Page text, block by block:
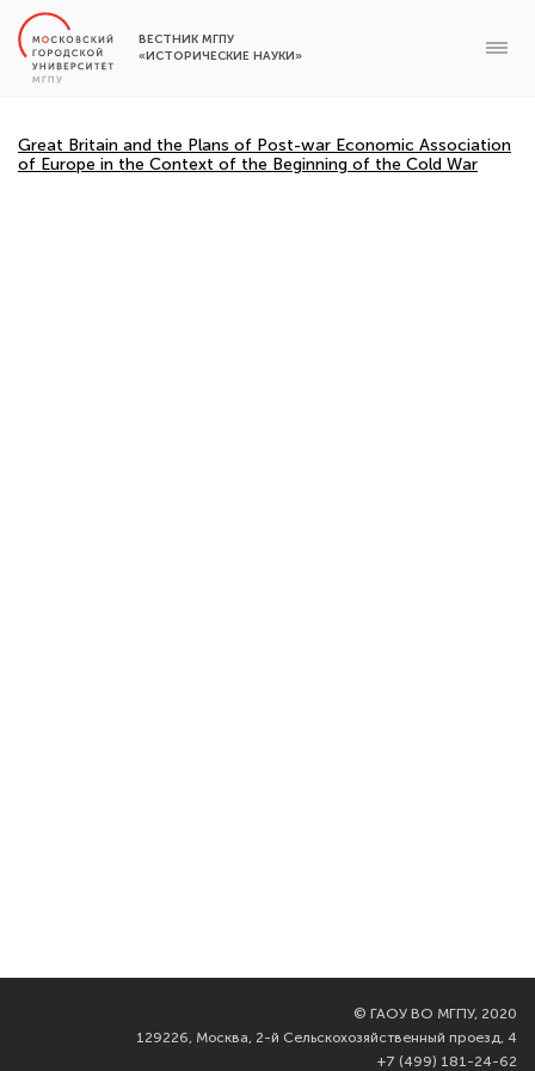
ВЕСТНИК МГПУ
«ИСТОРИЧЕСКИЕ НАУКИ»
Great Britain and the Plans of Post-war Economic Association
of Europe in the Context of the Beginning of the Cold War
© ГАОУ ВО МГПУ, 2020
129226, Москва, 2-й Сельскохозяйственный проезд, 4
+7 (499) 181-24-62